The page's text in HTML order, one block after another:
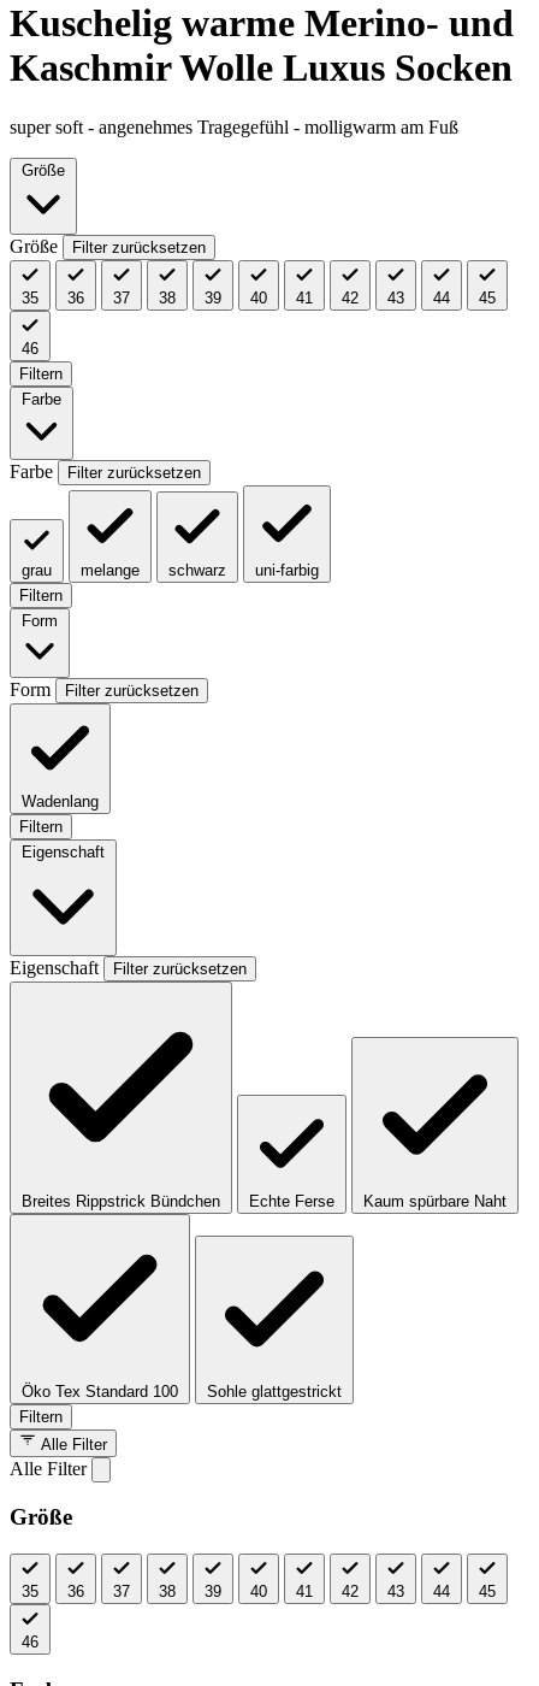
Kuschelig warme Merino- und
Kaschmir Wolle Luxus Socken
super soft - angenehmes Tragegefühl - molligwarm am Fuß
Größe
Größe Filter zurücksetzen
35 36 37 38 39 40 41 42 43 44 45
46
Filtern
Farbe
Farbe Filter zurücksetzen
grau melange schwarz
uni-farbig
Filtern
Form
Form Filter zurücksetzen
Wadenlang
Filtern
Eigenschaft
Eigenschaft Filter zurücksetzen
Breites Rippstrick Bündchen Echte Ferse Kaum spürbare Naht
Öko Tex Standard 100
Sohle glattgestrickt
Filtern
Alle Filter
Alle Filter
Größe
35 36 37 38 39 40 41 42 43 44 45
46